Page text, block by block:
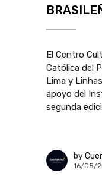
El Centro
Católica del
Lima y
apoyo del
segunda
by
16/05/